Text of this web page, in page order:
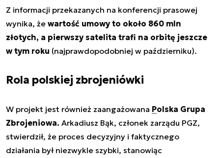
Z informacji przekazanych na konferencji prasowej
wynika, że wartość umowy to około 860 mln
złotych, a pierwszy satelita trafi na orbitę jeszcze
w tym roku (najprawdopodobniej w październiku).
Rola polskiej zbrojeniówki
W projekt jest również zaangażowana Polska Grupa
Zbrojeniowa. Arkadiusz Bąk, członek zarządu PGZ,
stwierdził, że proces decyzyjny i faktycznego
działania był niezwykle szybki, stanowiąc